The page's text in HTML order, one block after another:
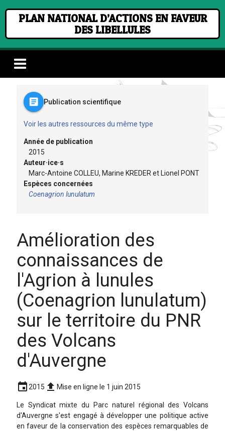
PLAN NATIONAL D’ACTIONS EN FAVEUR
DES LIBELLULES
article Publication scientifique
Voir les autres ressources du même type
Année de publication
2015
Auteur·ice·s
Marc-Antoine COLLEU, Marine KREDER et Lionel PONT
Espèces concernées
Coenagrion lunulatum
Amélioration des
connaissances de
l'Agrion à lunules
(Coenagrion lunulatum)
sur le territoire du PNR
des Volcans
d'Auvergne
event2015 upload Mise en ligne le 1 juin 2015
Le Syndicat mixte du Parc naturel régional des Volcans
d'Auvergne s'est engagé à développer une politique active
en faveur de la conservation des espèces remarquables de